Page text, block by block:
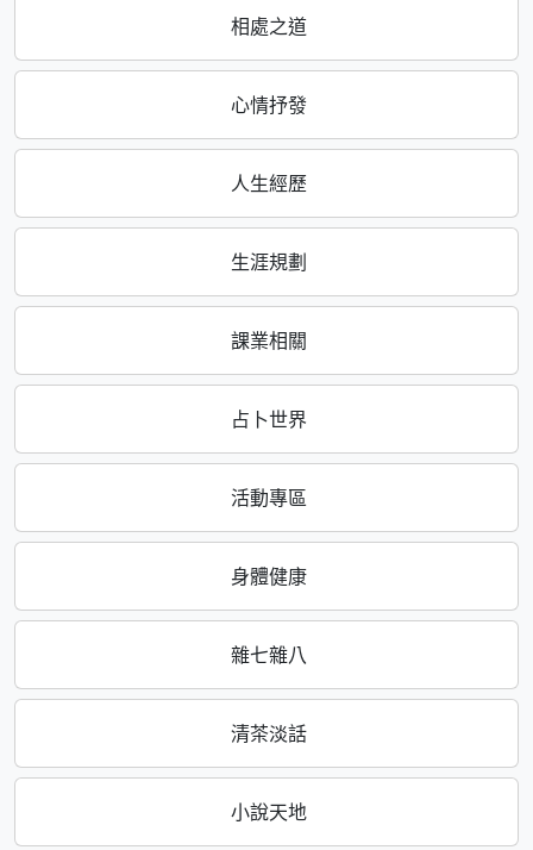
相處之道
心情抒發
人生經歷
生涯規劃
課業相關
占卜世界
活動專區
身體健康
雜七雜八
清茶淡話
小說天地